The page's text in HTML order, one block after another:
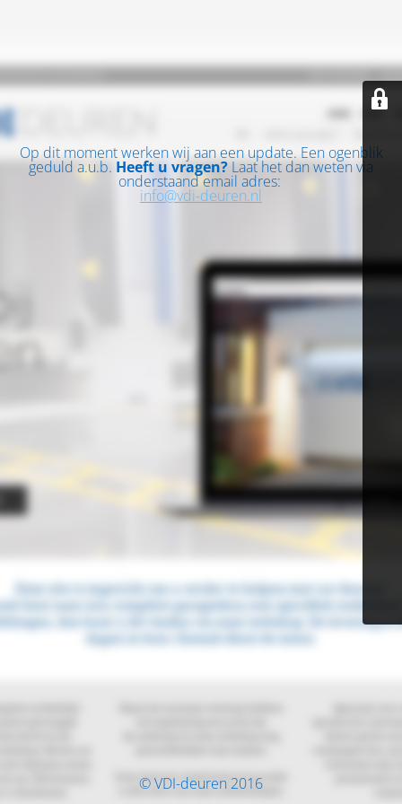
Op dit moment werken wij aan een update. Een ogenblik
geduld a.u.b. Heeft u vragen? Laat het dan weten via
onderstaand email adres:
info@vdi-deuren.nl
© VDI-deuren 2016